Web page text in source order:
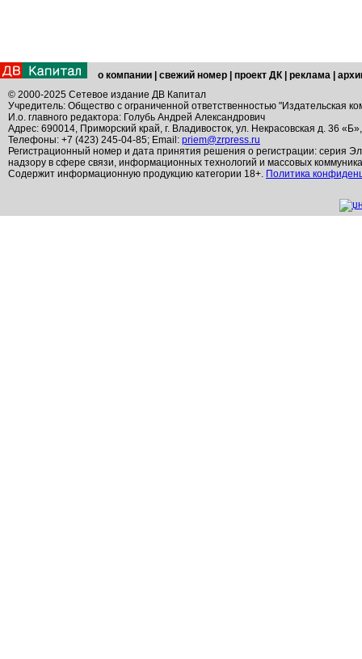
о компании свежий номер проект ДК реклама
© 2000-2025 Сетевое издание ДВ Капитал
Учредитель: Общество с ограниченной ответственностью "Издательская
И.о. главного редактора: Голубь Андрей Александрович
Адрес: 690014, Приморский край, г. Владивосток, ул. Некрасовская д. 36
Телефоны: +7 (423) 245-04-85; Email: priem@zrpress.ru
Регистрационный номер и дата принятия решения о регистрации: серия
надзору в сфере связи, информационных технологий и массовых
Содержит информационную продукцию категории 18+. Политика